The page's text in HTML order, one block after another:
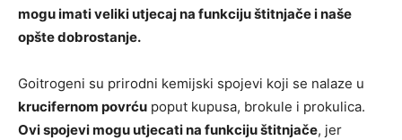
mogu imati veliki utjecaj na funkciju štitnjače i naše
opšte dobrostanje.
Goitrogeni su prirodni kemijski spojevi koji se nalaze u
krucifernom povrću poput kupusa, brokule i prokulica.
Ovi spojevi mogu utjecati na funkciju štitnjače, jer